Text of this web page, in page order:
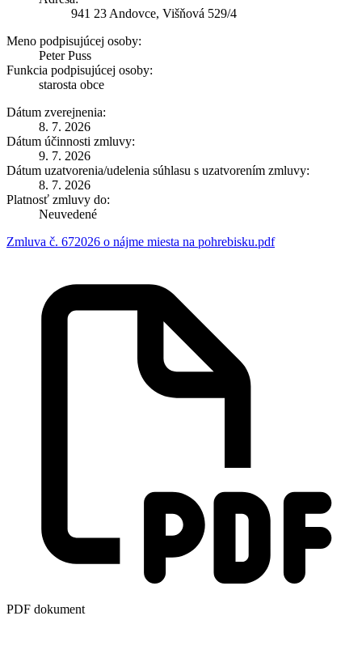
941 23 Andovce, Višňová 529/4
Meno podpisujúcej osoby:
Peter Puss
Funkcia podpisujúcej osoby:
starosta obce
Dátum zverejnenia:
8. 7. 2026
Dátum účinnosti zmluvy:
9. 7. 2026
Dátum uzatvorenia/udelenia súhlasu s uzatvorením zmluvy:
8. 7. 2026
Platnosť zmluvy do:
Neuvedené
Zmluva č. 672026 o nájme miesta na pohrebisku.pdf
PDF dokument